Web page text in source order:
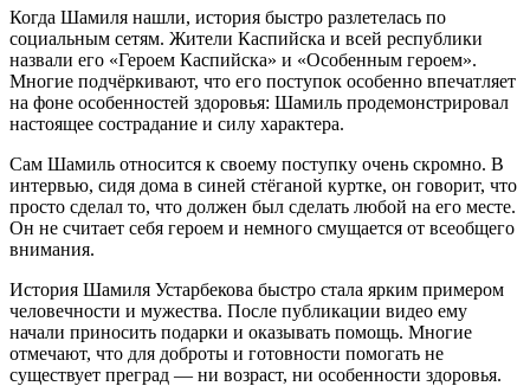
Когда Шамиля нашли, история быстро разлетелась по
социальным сетям. Жители Каспийска и всей республики
назвали его «Героем Каспийска» и «Особенным героем».
Многие подчёркивают, что его поступок особенно впечатляет
на фоне особенностей здоровья: Шамиль продемонстрировал
настоящее сострадание и силу характера.
Сам Шамиль относится к своему поступку очень скромно. В
интервью, сидя дома в синей стёганой куртке, он говорит, что
просто сделал то, что должен был сделать любой на его месте.
Он не считает себя героем и немного смущается от всеобщего
внимания.
История Шамиля Устарбекова быстро стала ярким примером
человечности и мужества. После публикации видео ему
начали приносить подарки и оказывать помощь. Многие
отмечают, что для доброты и готовности помогать не
существует преград — ни возраст, ни особенности здоровья.